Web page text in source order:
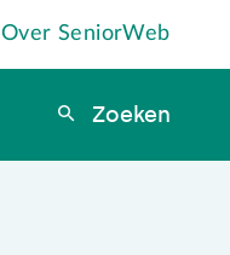
Over SeniorWeb
Zoeken
Zoeken